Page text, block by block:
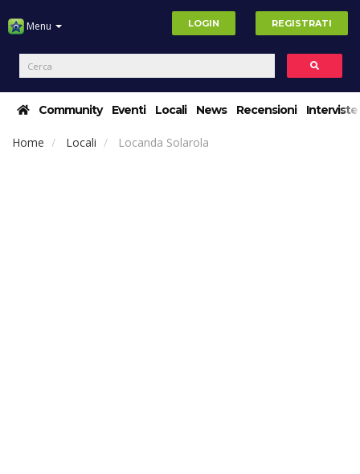
Menu LOGIN REGISTRATI
Community Eventi Locali News Recensioni Interviste
Home Locali Locanda Solarola